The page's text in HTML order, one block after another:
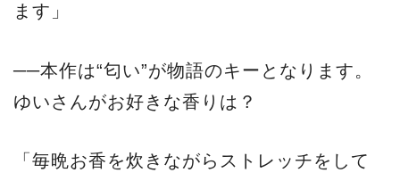
ます」
──本作は“匂い”が物語のキーとなります。
ゆいさんがお好きな香りは？
「毎晩お香を炊きながらストレッチをして